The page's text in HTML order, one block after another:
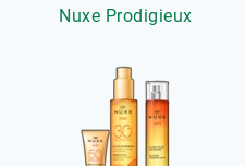
Nuxe Prodigieux